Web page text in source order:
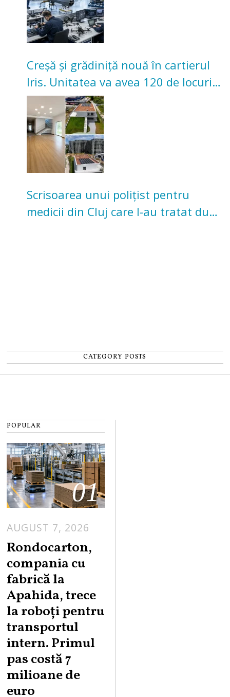
Creșă și grădiniță nouă în cartierul
Iris. Unitatea va avea 120 de locuri
pentru copii
Scrisoarea unui polițist pentru
medicii din Cluj care l-au tratat după
CATEGORY POSTS
POPULAR
01
AUGUST 7, 2026
G
T
7
2
Rondocarton,
compania cu
fabrică la
Apahida, trece
la roboți pentru
transportul
intern. Primul
pas costă 7
milioane de
euro